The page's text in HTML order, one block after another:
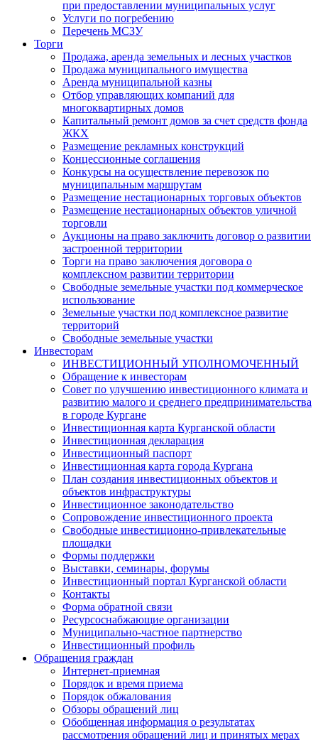
при предоставлении муниципальных услуг
Услуги по погребению
Перечень МСЗУ
Торги
Продажа, аренда земельных и лесных участков
Продажа муниципального имущества
Аренда муниципальной казны
Отбор управляющих компаний для
многоквартирных домов
Капитальный ремонт домов за счет средств фонда
ЖКХ
Размещение рекламных конструкций
Концессионные соглашения
Конкурсы на осуществление перевозок по
муниципальным маршрутам
Размещение нестационарных торговых объектов
Размещение нестационарных объектов уличной
торговли
Аукционы на право заключить договор о развитии
застроенной территории
Торги на право заключения договора о
комплексном развитии территории
Свободные земельные участки под коммерческое
использование
Земельные участки под комплексное развитие
территорий
Свободные земельные участки
Инвесторам
ИНВЕСТИЦИОННЫЙ УПОЛНОМОЧЕННЫЙ
Обращение к инвесторам
Совет по улучшению инвестиционного климата и
развитию малого и среднего предпринимательства
в городе Кургане
Инвестиционная карта Курганской области
Инвестиционная декларация
Инвестиционный паспорт
Инвестиционная карта города Кургана
План создания инвестиционных объектов и
объектов инфраструктуры
Инвестиционное законодательство
Сопровождение инвестиционного проекта
Свободные инвестиционно-привлекательные
площадки
Формы поддержки
Выставки, семинары, форумы
Инвестиционный портал Курганской области
Контакты
Форма обратной связи
Ресурсоснабжающие организации
Муниципально-частное партнерство
Инвестиционный профиль
Обращения граждан
Интернет-приемная
Порядок и время приема
Порядок обжалования
Обзоры обращений лиц
Обобщенная информация о результатах
рассмотрения обращений лиц и принятых мерах